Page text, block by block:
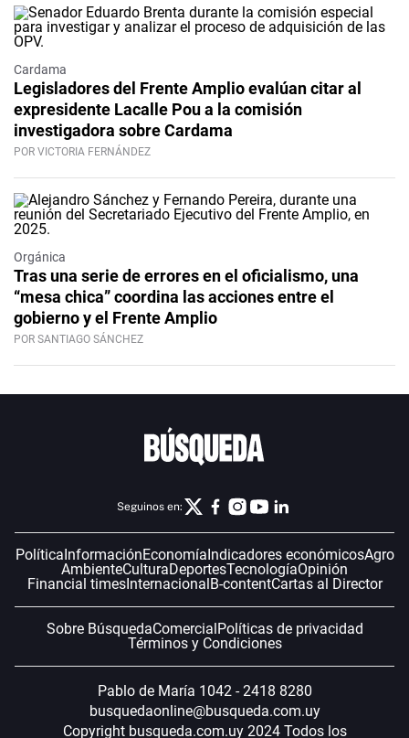
Cardama
Legisladores del Frente Amplio evalúan citar al
expresidente Lacalle Pou a la comisión
investigadora sobre Cardama
POR VICTORIA FERNÁNDEZ
Orgánica
Tras una serie de errores en el oficialismo, una
“mesa chica” coordina las acciones entre el
gobierno y el Frente Amplio
POR SANTIAGO SÁNCHEZ
Seguinos en:
PolíticaInformaciónEconomíaIndicadores económicosAgro
AmbienteCulturaDeportesTecnologíaOpinión
Financial timesInternacionalB-contentCartas al Director
Sobre BúsquedaComercialPolíticas de privacidad
Términos y Condiciones
Pablo de María 1042 - 2418 8280
busquedaonline@busqueda.com.uy
Copyright busqueda.com.uy 2024 Todos los